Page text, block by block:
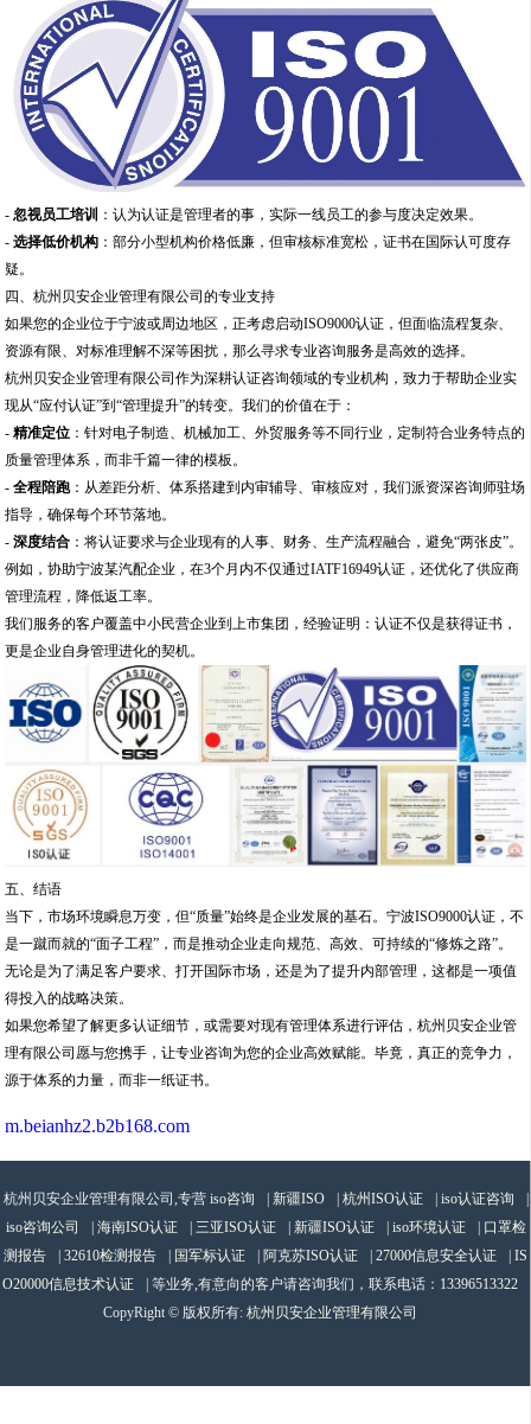
-忽视员工培训 ：认为认证是管理者的事，实际一线员工的参与度决定效果。
-选择低价机构 ：部分小型机构价格低廉，但审核标准宽松，证书在国际认可度存
疑。
四、杭州贝安企业管理有限公司的专业支持
如果您的企业位于宁波或周边地区，正考虑启动ISO9000认证，但面临流程复杂、
资源有限、对标准理解不深等困扰，那么寻求专业咨询服务是高效的选择。
杭州贝安企业管理有限公司作为深耕认证咨询领域的专业机构，致力于帮助企业实
现从“应付认证”到“管理提升”的转变。我们的价值在于：
-精准定位 ：针对电子制造、机械加工、外贸服务等不同行业，定制符合业务特点的
质量管理体系，而非千篇一律的模板。
-全程陪跑：从差距分析、体系搭建到内审辅导、审核应对，我们派资深咨询师驻场
指导，确保每个环节落地。
-深度结合 ：将认证要求与企业现有的人事、财务、生产流程融合，避免“两张皮”。
例如，协助宁波某汽配企业，在3个月内不仅通过IATF16949认证，还优化了供应商
管理流程，降低返工率。
我们服务的客户覆盖中小民营企业到上市集团，经验证明：认证不仅是获得证书，
更是企业自身管理进化的契机。
五、结语
当下，市场环境瞬息万变，但“质量”始终是企业发展的基石。宁波ISO9000认证，不
是一蹴而就的“面子工程”，而是推动企业走向规范、高效、可持续的“修炼之路”。
无论是为了满足客户要求、打开国际市场，还是为了提升内部管理，这都是一项值
得投入的战略决策。
如果您希望了解更多认证细节，或需要对现有管理体系进行评估，杭州贝安企业管
理有限公司愿与您携手，让专业咨询为您的企业高效赋能。毕竟，真正的竞争力，
源于体系的力量，而非一纸证书。
m.beianhz2.b2b168.com
杭州贝安企业管理有限公司,专营 iso咨询 | 新疆ISO | 杭州ISO认证 | iso认证咨询
|
iso咨询公司
| 海南ISO认证 | 三亚ISO认证 | 新疆ISO认证 | iso环境认证 | 口罩检
测报告
| 32610检测报告 | 国军标认证 | 阿克苏ISO认证 | 27000信息安全认证 | IS
O20000信息技术认证
| 等业务,有意向的客户请咨询我们，联系电话： 13396513322
CopyRight © 版权所有: 杭州贝安企业管理有限公司